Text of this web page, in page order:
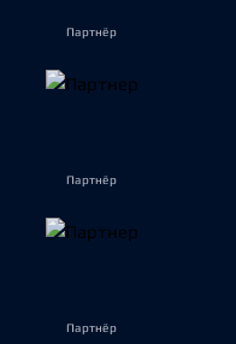
Партнёр
Партнёр
Партнёр